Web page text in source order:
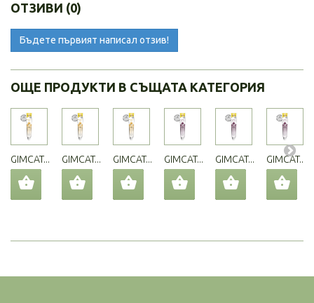
ОТЗИВИ (0)
Бъдете първият написал отзив!
ОЩЕ ПРОДУКТИ В СЪЩАТА КАТЕГОРИЯ
GIMCAT... GIMCAT... GIMCAT... GIMCAT... GIMCAT... GIMCAT...